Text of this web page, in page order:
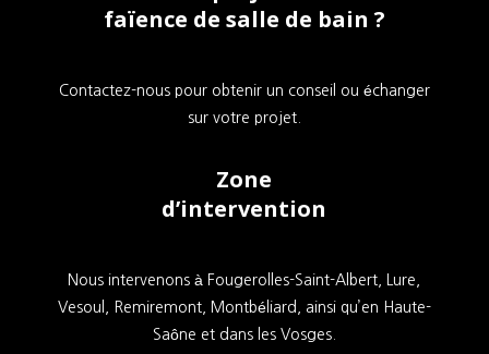
faïence de salle de bain ?
Contactez-nous pour obtenir un conseil ou échanger
sur votre projet.
Zone
d’intervention
Nous intervenons à Fougerolles-Saint-Albert, Lure,
Vesoul, Remiremont, Montbéliard, ainsi qu’en Haute-
Saône et dans les Vosges.